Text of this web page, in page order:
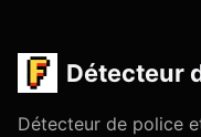
Détecteur
Détecteur de police